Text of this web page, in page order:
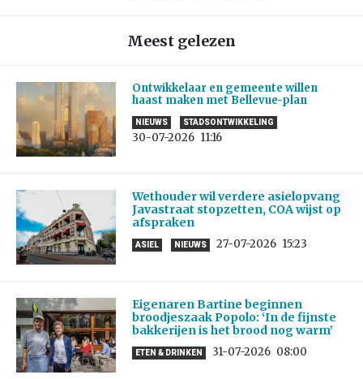
Meest gelezen
Ontwikkelaar en gemeente willen
haast maken met Bellevue-plan
NIEUWS STADSONTWIKKELING
30-07-2026 11:16
Wethouder wil verdere asielopvang
Javastraat stopzetten, COA wijst op
afspraken
ASIEL NIEUWS 27-07-2026 15:23
Eigenaren Bartine beginnen
broodjeszaak Popolo: ‘In de fijnste
bakkerijen is het brood nog warm’
ETEN & DRINKEN 31-07-2026 08:00